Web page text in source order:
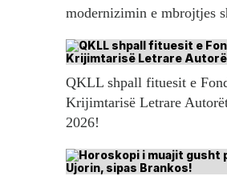
modernizimin e mbrojtjes
QKLL shpall fituesit e
Krijimtarisë Letrare
2026!